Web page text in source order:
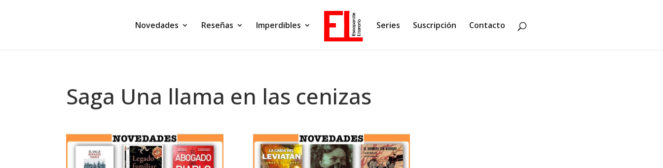
Novedades Reseñas Imperdibles Series Suscripción Contacto
Saga Una llama en las cenizas